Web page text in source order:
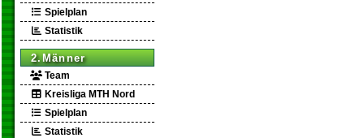
Spielplan
Statistik
2.Männer
Team
Kreisliga MTH Nord
Spielplan
Statistik